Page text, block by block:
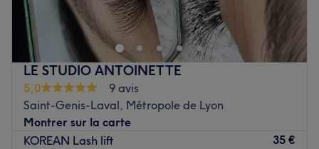
cosy et chaleureux spécialisé dans l'onglerie et la beauté
du regard, offrant des prestations soignées et
personnalisées.
Transport public le plus proche
À seulement cinq minutes à pied de l’arrêt de bus
Garanjou, garantissant une accessibilité pratique.
L’équipe
Joanna accueille ses clientes avec expertise et
LE STUDIO ANTOINETTE
5,0
9 avis
Saint-Genis-Laval, Métropole de Lyon
Montrer sur la carte
KOREAN Lash lift
35 €